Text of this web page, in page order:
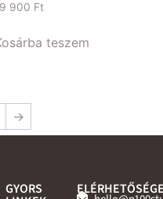
900 Ft
teszem
→
GYORS